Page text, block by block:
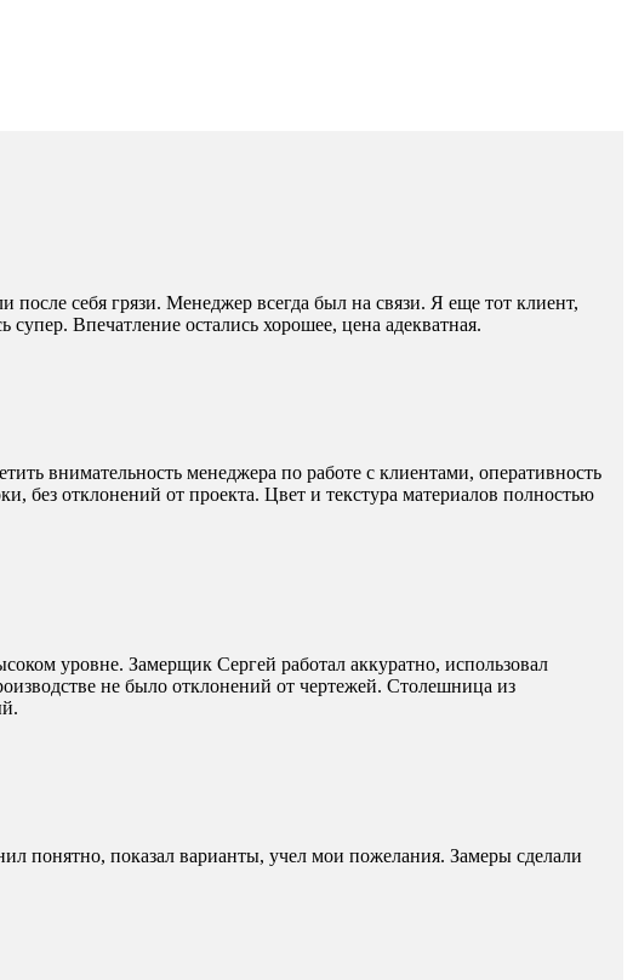
себя грязи. Менеджер всегда был на связи. Я еще тот клиент,
Впечатление остались хорошее, цена адекватная.
внимательность менеджера по работе с клиентами, оперативность
без отклонений от проекта. Цвет и текстура материалов полностью
уровне. Замерщик Сергей работал аккуратно, использовал
не было отклонений от чертежей. Столешница из
понятно, показал варианты, учел мои пожелания. Замеры сделали